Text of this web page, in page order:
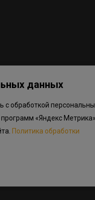
лояльности
определяемой
отличаться от
данных
с обработкой
«Яндекс
Политика обработки